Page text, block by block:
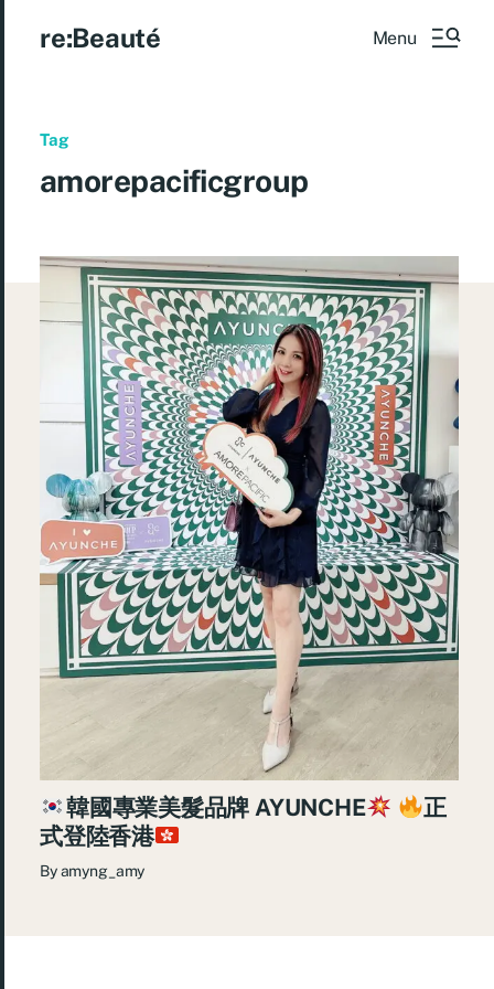
re:Beauté Menu
Tag
amorepacificgroup
韓國專業美髮品牌 AYUNCHE
正
式登陸香港
Byamyng_amy